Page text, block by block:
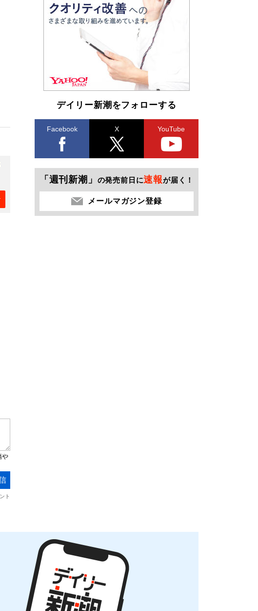
デイリー新潮をフォローする
Facebook X YouTube
「週刊新潮」 の発売前日に速報が届く！
メールマガジン登録